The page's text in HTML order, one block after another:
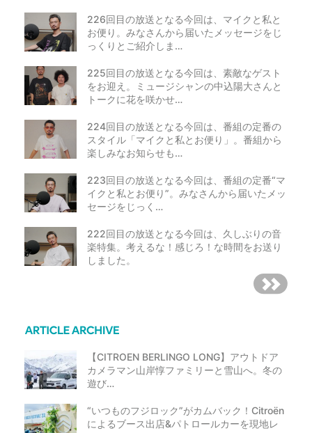
226回目の放送となる今回は、マイクと私と
お便り。みなさんから届いたメッセージをじ
っくりとご紹介しま…
225回目の放送となる今回は、素敵なゲスト
をお迎え。ミュージシャンの中込陽大さんと
トークに花を咲かせ…
224回目の放送となる今回は、番組の定番の
スタイル「マイクと私とお便り」。番組から
楽しみなお知らせも…
223回目の放送となる今回は、番組の定番“マ
イクと私とお便り”。みなさんから届いたメッ
セージをじっく…
222回目の放送となる今回は、久しぶりの音
楽特集。考えるな！感じろ！な時間をお送り
しました。
【CITROEN BERLINGO LONG】アウトドア
カメラマン山岸惇ファミリーと雪山へ。冬の
遊び…
“いつものフジロック”がカムバック！Citroën
によるブース出店&パトロールカーを現地レ